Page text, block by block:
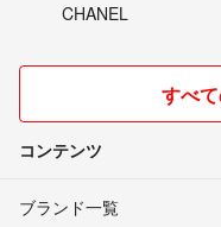
CHANEL
すべ
コンテンツ
ブランド一覧